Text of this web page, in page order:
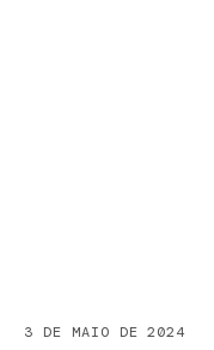
3 DE MAIO DE 2024